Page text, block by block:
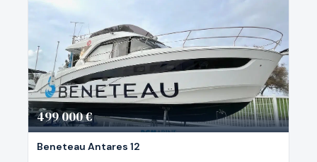
499 000 €
Beneteau Antares 12